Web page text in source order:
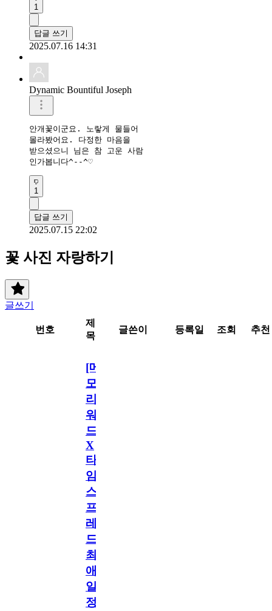
1
답글 쓰기
2025.07.16 14:31
Dynamic Bountiful Joseph
안개꽃이군요. 노랗게 물들어
몰라봤어요. 다정한 마음을
받으셨으니 님은 참 고운 사람
인가봅니다^--^♡
1
답글 쓰기
2025.07.15 22:02
꽃 사진 자랑하기
글쓰기
번호
제
목
글쓴이 등록일 조회 추천
[메
모
리
워
드
X
타
임
스
프
레
드]
최
애
일
정